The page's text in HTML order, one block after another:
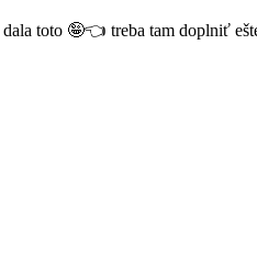
toto 🤪👈 treba tam doplniť